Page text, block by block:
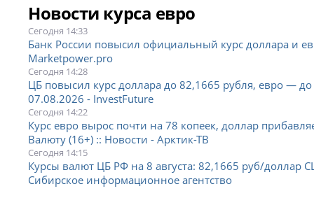
Новости курса евро
Сегодня 14:33
Банк России повысил официальный курс доллара и
Marketpower.pro
Сегодня 14:28
ЦБ повысил курс доллара до 82,1665 рубля, евро —
07.08.2026 - InvestFuture
Сегодня 14:22
Курс евро вырос почти на 78 копеек, доллар
Валюту (16+) :: Новости - Арктик-ТВ
Сегодня 14:15
Курсы валют ЦБ РФ на 8 августа: 82,1665 руб/доллар
Сибирское информационное агентство